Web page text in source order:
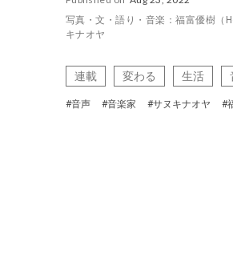
写真・文・語り・音楽：福富優樹
キナオヤ
連載 変わる 生活
#音声 #音楽家 #サヌキナオヤ #